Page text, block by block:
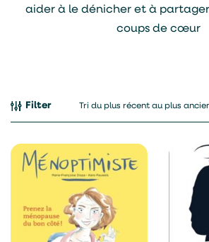
aider à le dénicher et à
coups de cœur
Filter